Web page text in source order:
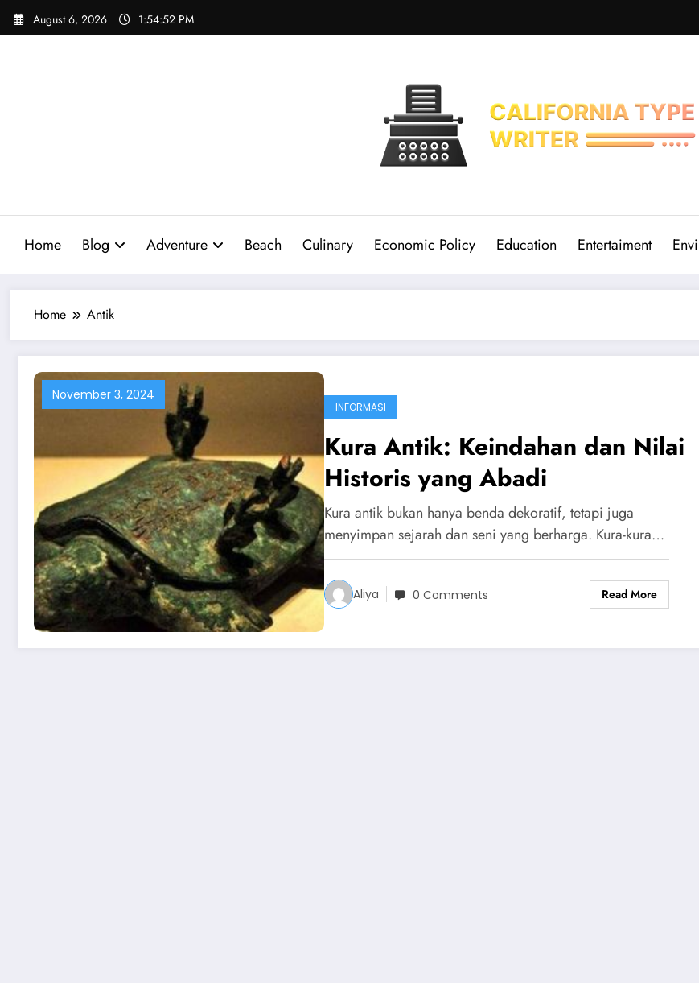
Skip
August 6, 2026 1:54:53 PM
Home Blog Adventure Beach Culinary Economic Policy Education Entertaiment
Home Antik
November 3, 2024
INFORMASI
Kura Antik: Keindahan dan Nilai
Historis yang Abadi
Kura antik bukan hanya benda dekoratif, tetapi juga
menyimpan sejarah dan seni yang berharga. Kura-kura…
Aliya 0 Comments Read More